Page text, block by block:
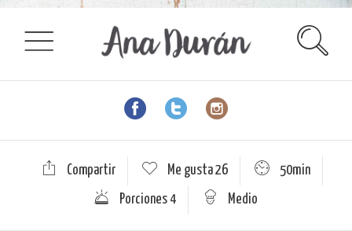
Compartir Me gusta26 50min
Porciones 4 Medio